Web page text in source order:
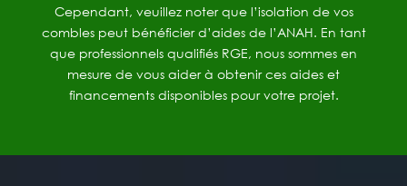
Cependant, veuillez noter que l’isolation de vos
combles peut bénéficier d’aides de l’ANAH. En tant
que professionnels qualifiés RGE, nous sommes en
mesure de vous aider à obtenir ces aides et
financements disponibles pour votre projet.